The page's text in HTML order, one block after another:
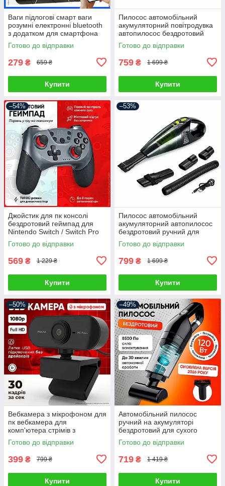
Ваги підлогові смарт ваги
розумні електронні bluetooth
з додатком для смартфона
для дому
Готово до відправки
279 ₴ 659 ₴
Купити
Пилосос автомобільний
акумуляторний повітродувка
автопилосос бездротовий
портативний ручний для
сухого прибирання міні
Готово до відправки
759 ₴ 1 699 ₴
Купити
–54%
Джойстик для пк консолі
бездротовий геймпад для
Nintendo Switch / Switch Pro
Android Windows PC
контролер ігровий джойстік
Готово до відправки
569 ₴ 1 229 ₴
Купити
–53%
Пилосос автомобільний
акумуляторний автопилосос
бездротовий ручний для
сухого та вологого
прибирання міні
Готово до відправки
799 ₴ 1 699 ₴
Купити
–50%
Вебкамера з мікрофоном для
пк вебкамера для
комп'ютера стрімів з
автофокусом вебка full hd
1920 x 1080
Готово до відправки
399 ₴ 799 ₴
Купити
–49%
Автомобільний пилосос
ручний на акумуляторі
бездротовий для сухого
прибирання автопилосос для
салону автомобіля з
Готово до відправки
719 ₴ 1 419 ₴
Купити